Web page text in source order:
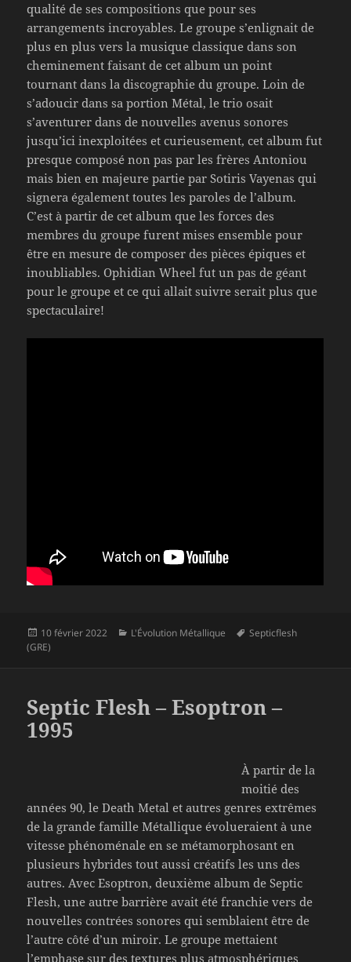
qualité de ses compositions que pour ses
arrangements incroyables. Le groupe s’enlignait de
plus en plus vers la musique classique dans son
cheminement faisant de cet album un point
tournant dans la discographie du groupe. Loin de
s’adoucir dans sa portion Métal, le trio osait
s’aventurer dans de nouvelles avenus sonores
jusqu’ici inexploitées et curieusement, cet album fut
presque composé non pas par les frères Antoniou
mais bien en majeure partie par Sotiris Vayenas qui
signera également toutes les paroles de l’album.
C’est à partir de cet album que les forces des
membres du groupe furent mises ensemble pour
être en mesure de composer des pièces épiques et
inoubliables. Ophidian Wheel fut un pas de géant
pour le groupe et ce qui allait suivre serait plus que
spectaculaire!
Publié
le
10 février 2022 Catégories
L'Évolution Métallique
Mots-
Septicflesh
(GRE)
Septic Flesh – Esoptron –
1995
À partir de la
moitié des
années 90, le Death Metal et autres genres extrêmes
de la grande famille Métallique évolueraient à une
vitesse phénoménale en se métamorphosant en
plusieurs hybrides tout aussi créatifs les uns des
autres. Avec Esoptron, deuxième album de Septic
Flesh, une autre barrière avait été franchie vers de
nouvelles contrées sonores qui semblaient être de
l’autre côté d’un miroir. Le groupe mettaient
l’emphase sur des textures plus atmosphériques